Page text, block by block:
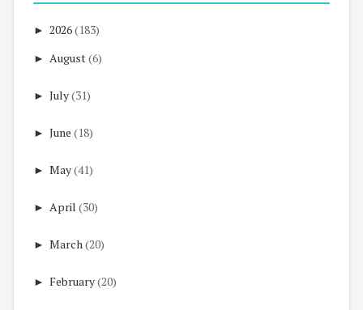
► 2026(183)
► August(6)
► July(31)
► June (18)
► May(41)
► April (30)
► March(20)
► February(20)